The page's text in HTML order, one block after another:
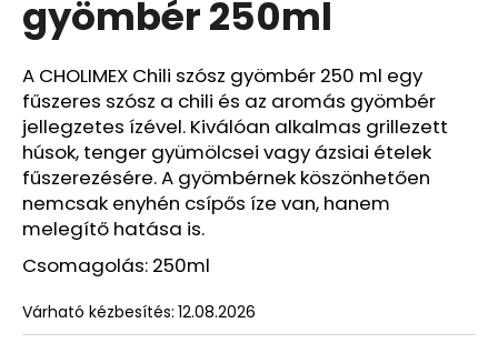
gyömbér 250ml
A CHOLIMEX Chili szósz gyömbér 250 ml egy
fűszeres szósz a chili és az aromás gyömbér
jellegzetes ízével. Kiválóan alkalmas grillezett
húsok, tenger gyümölcsei vagy ázsiai ételek
fűszerezésére. A gyömbérnek köszönhetően
nemcsak enyhén csípős íze van, hanem
melegítő hatása is.
Csomagolás: 250ml
Várható kézbesítés: 12.08.2026